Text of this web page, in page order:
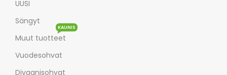
UUSI
Sängyt
Muut tuotteet
KAUNIS
Vuodesohvat
Divaanisohvat